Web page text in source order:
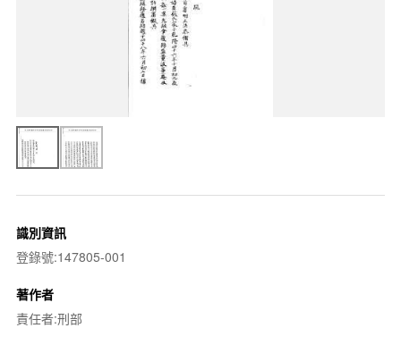
識別資訊
登錄號:147805-001
著作者
責任者:刑部